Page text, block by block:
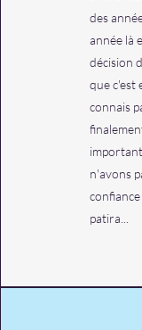
des
année là
décision
que c'est
connais
n'avons
patira...